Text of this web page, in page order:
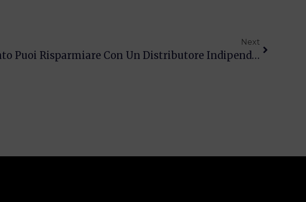
Next
Quanto Puoi Risparmiare Con Un Distributore Indipendente Affidabile? Molto Più Di Quanto Pensi